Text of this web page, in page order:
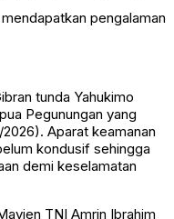
pengalaman
tunda Yahukimo
Pegunungan yang
Aparat keamanan
kondusif sehingga
demi keselamatan
TNI Amrin Ibrahim